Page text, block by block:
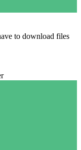
to download files